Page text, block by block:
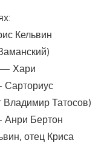
Кельвин
— Хари
Татосов)
Бертон
отец Криса